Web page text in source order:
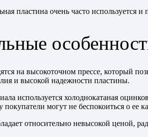
пластина очень часто используется и
на высокоточном прессе, который
и высокой надежности пластины.
используется холоднокатаная
могут не беспокоиться о ее
относительно невысокой ценой,